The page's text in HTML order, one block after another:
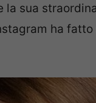
sua
ha